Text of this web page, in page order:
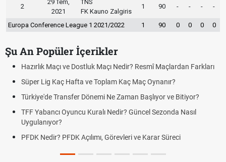
2
29 Tem,
2021
TNS
FK Kauno Zalgiris
1 90 - - - -
Europa Conference League 1 2021/2022 1 90 0 0 0 0
Şu An Popüler İçerikler
Hazırlık Maçı ve Dostluk Maçı Nedir? Resmî Maçlardan Farkları
Süper Lig Kaç Hafta ve Toplam Kaç Maç Oynanır?
Türkiye'de Transfer Dönemi Ne Zaman Başlıyor ve Bitiyor?
TFF Yabancı Oyuncu Kuralı Nedir? Güncel Sezonda Nasıl
Uygulanıyor?
PFDK Nedir? PFDK Açılımı, Görevleri ve Karar Süreci